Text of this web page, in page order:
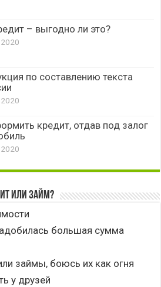
– выгодно ли это?
по составлению текста
кредит, отдав под залог
или займ?
большая сумма
займы, боюсь их как огня
у друзей